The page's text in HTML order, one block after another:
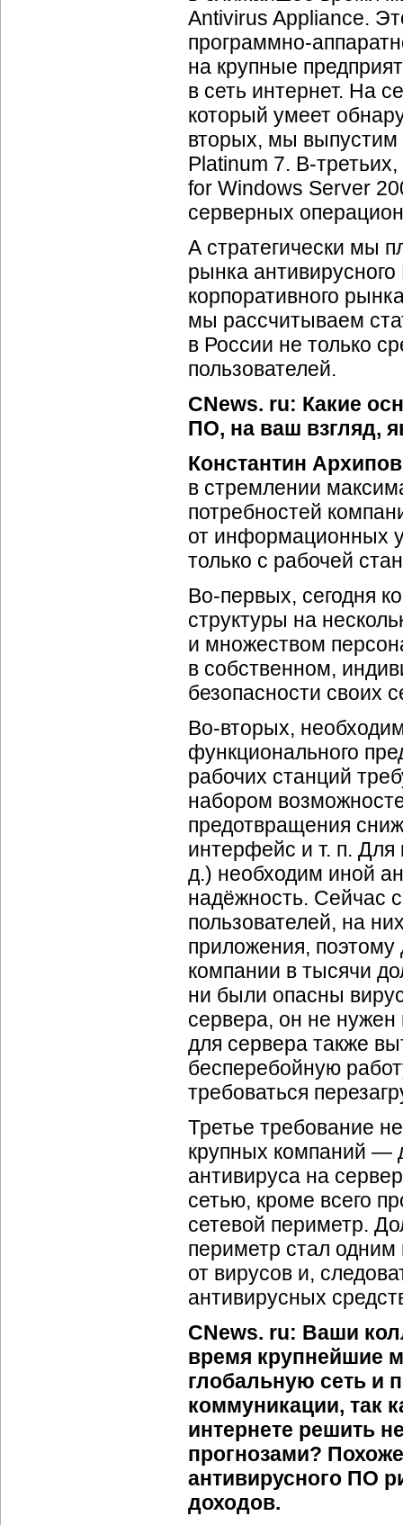
Antivirus Appliance.
программно-
на крупные
в сеть интернет. На
который умеет
вторых, мы выпустим
Platinum 7. В-
for Windows Server
серверных
А стратегически мы
рынка
корпоративного
мы рассчитываем
в России не только
пользователей.
CNews. ru: Какие
ПО, на ваш взгляд,
Константин
в стремлении
потребностей
от информационных
только с рабочей
Во-первых, сегодня
структуры на
и множеством
в собственном,
безопасности своих
Во-вторых,
функционального
рабочих станций
набором
предотвращения
интерфейс и т. п.
д.) необходим иной
надёжность. Сейчас
пользователей, на
приложения,
компании в тысячи
ни были опасны
сервера, он не нужен
для сервера также
бесперебойную
требоваться
Третье требование
крупных компаний —
антивируса на
сетью, кроме всего
сетевой периметр.
периметр стал
от вирусов и,
антивирусных
CNews. ru: Ваши
время крупнейшие
глобальную сеть и
коммуникации, так
интернете решить
прогнозами?
антивирусного ПО
доходов.